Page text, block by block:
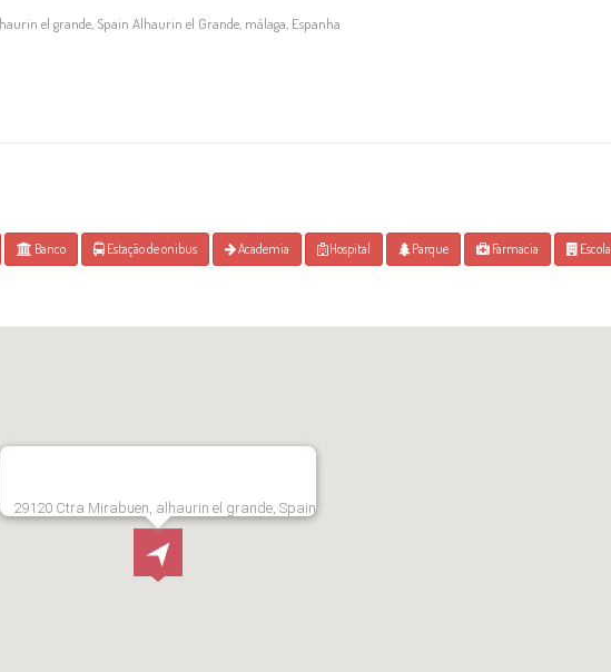
el grande, Spain Alhaurin el Grande, málaga, Espanha
Banco Estação de onibus Academia Hospital Parque Farmacia Escola
29120 Ctra Mirabuen, alhaurin el grande, Spain